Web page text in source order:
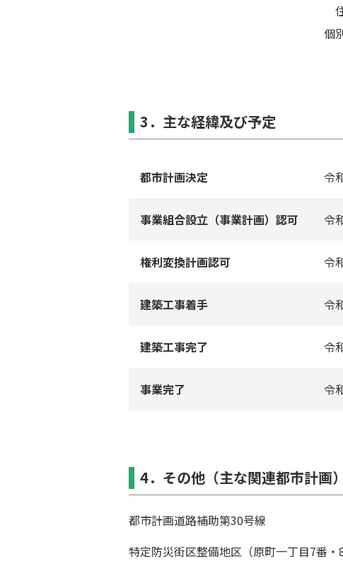
個
3．主な経緯及び予定
都市計画決定 令
事業組合設⽴（事業計画）認可 令
権利変換計画認可 令
建築⼯事着⼿ 令
建築⼯事完了 令
事業完了 令
4．その他（主な関連都市計画）
都市計画道路補助第30号線
特定防災街区整備地区（原町⼀丁⽬7番・8